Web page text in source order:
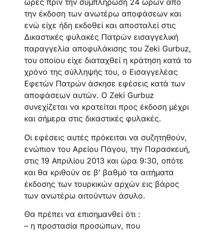
ώρες πριν την συμπλήρωση 24 ωρών από
την έκδοση των ανωτέρω αποφάσεων και
ενώ είχε ήδη εκδοθεί και αποσταλεί στις
Δικαστικές φυλακές Πατρών εισαγγελική
παραγγελία αποφυλάκισης του Zeki Gurbuz,
του οποίου είχε διαταχθεί η κράτηση κατά το
χρόνο της σύλληψής του, ο Εισαγγελέας
Εφετών Πατρών άσκησε εφέσεις κατά των
αποφάσεων αυτών. Ο Ζeki Gurbuz
συνεχίζεται να κρατείται προς έκδοση μέχρι
και σήμερα στις δικαστικές φυλακές.
Οι εφέσεις αυτές πρόκειται να συζητηθούν,
ενώπιον του Αρείου Πάγου, την Παρασκευή,
στις 19 Απριλίου 2013 και ώρα 9:30, οπότε
και θα κριθούν σε β’ βαθμό τα αιτήματα
έκδοσης των τουρκικών αρχών εις βάρος
των ανωτέρω αιτούντων άσυλο.
Θα πρέπει να επισημανθεί ότι :
– η προστασία προσώπων, που